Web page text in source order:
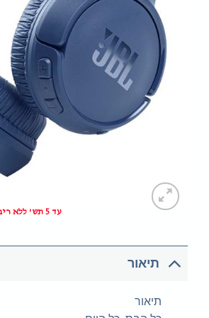
עד 5 תש' ללא ריבית
תיאור
תיאור